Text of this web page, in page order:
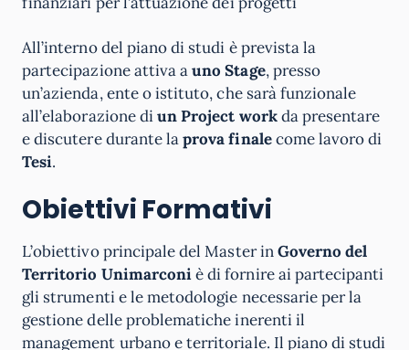
All’interno del piano di studi è prevista la
partecipazione attiva auno Stage, presso
un’azienda, ente o istituto, che sarà funzionale
all’elaborazione diun Project workda presentare
e discutere durante laprova finalecome lavoro di
Tesi.
Obiettivi Formativi
L’obiettivo principale del Master inGoverno del
Territorio Unimarconiè di fornire ai partecipanti
gli strumenti e le metodologie necessarie per la
gestione delle problematiche inerenti il
management urbano e territoriale. Il piano di studi